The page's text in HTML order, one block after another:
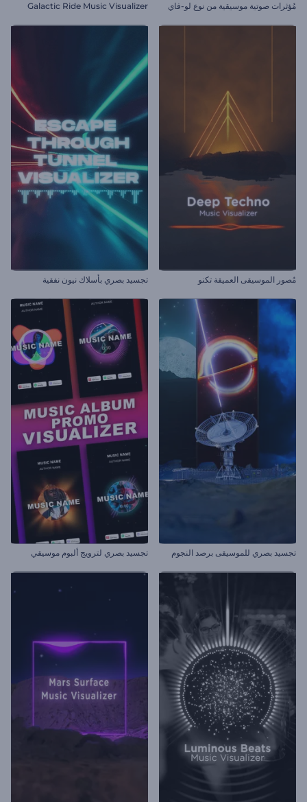
مُؤثرات صوتية موسيقية من نوع لو-فاي Galactic Ride Music Visualizer
مُصور الموسيقى العميقة تكنو تجسيد بصري بأسلاك نيون نفقية
تجسيد بصري للموسيقى برصد النجوم تجسيد بصري لترويج ألبوم موسيقي